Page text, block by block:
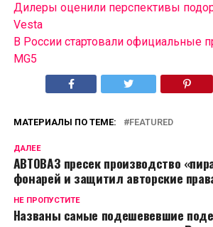
Дилеры оценили перспективы
Vesta
В России cтартовали официальные
MG5
МАТЕРИАЛЫ ПО ТЕМЕ: FEATURED
ДАЛЕЕ
АВТОВАЗ пресек производство
фонарей и защитил авторские
НЕ ПРОПУСТИТЕ
Названы самые подешевевшие